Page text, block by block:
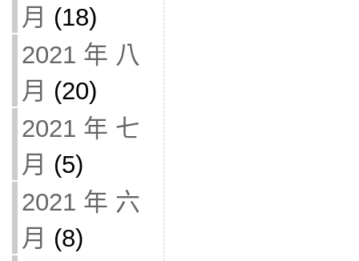
月 (18)
2021 年 八
月 (20)
2021 年 七
月 (5)
2021 年 六
月 (8)